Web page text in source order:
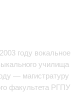
году вокальное
училища
— магистратуру
факультета РГПУ